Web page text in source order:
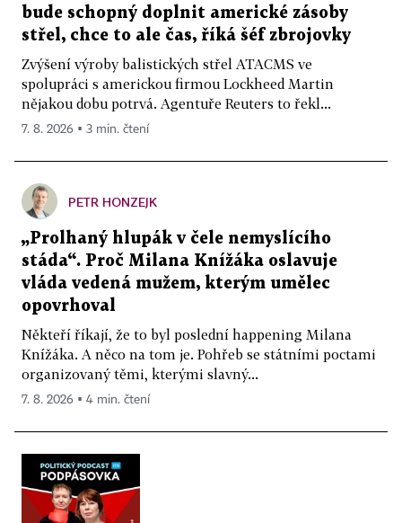
bude schopný doplnit americké zásoby
střel, chce to ale čas, říká šéf zbrojovky
Zvýšení výroby balistických střel ATACMS ve
spolupráci s americkou firmou Lockheed Martin
nějakou dobu potrvá. Agentuře Reuters to řekl...
7. 8. 2026 ▪ 3 min. čtení
PETR HONZEJK
„Prolhaný hlupák v čele nemyslícího
stáda“. Proč Milana Knížáka oslavuje
vláda vedená mužem, kterým umělec
opovrhoval
Někteří říkají, že to byl poslední happening Milana
Knížáka. A něco na tom je. Pohřeb se státními poctami
organizovaný těmi, kterými slavný...
7. 8. 2026 ▪ 4 min. čtení